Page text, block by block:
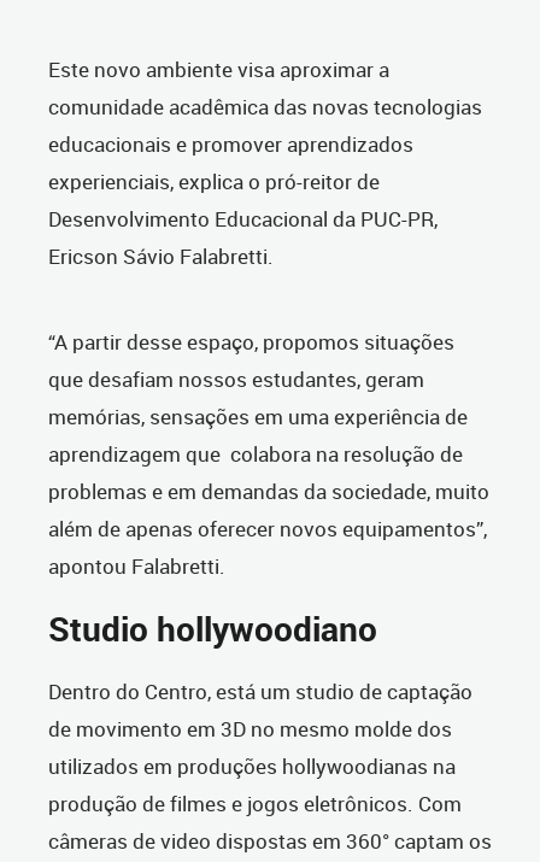
Este novo ambiente visa aproximar a
comunidade acadêmica das novas tecnologias
educacionais e promover aprendizados
experienciais, explica o pró-reitor de
Desenvolvimento Educacional da PUC-PR,
Ericson Sávio Falabretti.
“A partir desse espaço, propomos situações
que desafiam nossos estudantes, geram
memórias, sensações em uma experiência de
aprendizagem que colabora na resolução de
problemas e em demandas da sociedade, muito
além de apenas oferecer novos equipamentos”,
apontou Falabretti.
Studio hollywoodiano
Dentro do Centro, está um studio de captação
de movimento em 3D no mesmo molde dos
utilizados em produções hollywoodianas na
produção de filmes e jogos eletrônicos. Com
câmeras de video dispostas em 360° captam os